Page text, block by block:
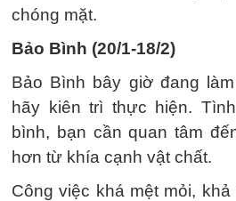
chóng mặt.
Bảo Bình (20/1-18/2)
Bảo Bình bây giờ đang
hãy kiên trì thực hiện.
bình, bạn cần quan tâm
hơn từ khía cạnh vật chất.
Công việc khá mệt mỏi,